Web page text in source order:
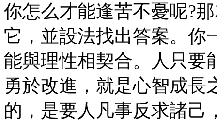
你怎么才能逢苦不憂呢?
它，並設法找出答案。你
能與理性相契合。人只要
勇於改進，就是心智成
的，是要人凡事反求諸己